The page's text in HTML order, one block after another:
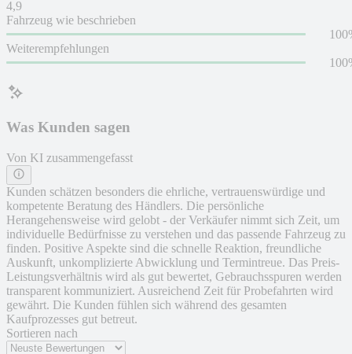
Was Kunden sagen
Von KI zusammengefasst
Kunden schätzen besonders die ehrliche, vertrauenswürdige und
kompetente Beratung des Händlers. Die persönliche
Herangehensweise wird gelobt - der Verkäufer nimmt sich Zeit, um
individuelle Bedürfnisse zu verstehen und das passende Fahrzeug zu
finden. Positive Aspekte sind die schnelle Reaktion, freundliche
Auskunft, unkomplizierte Abwicklung und Termintreue. Das Preis-
Leistungsverhältnis wird als gut bewertet, Gebrauchsspuren werden
transparent kommuniziert. Ausreichend Zeit für Probefahrten wird
gewährt. Die Kunden fühlen sich während des gesamten
Kaufprozesses gut betreut.
Sortieren nach
4,9
Fahrzeug wie beschrieben
Weiterempfehlungen